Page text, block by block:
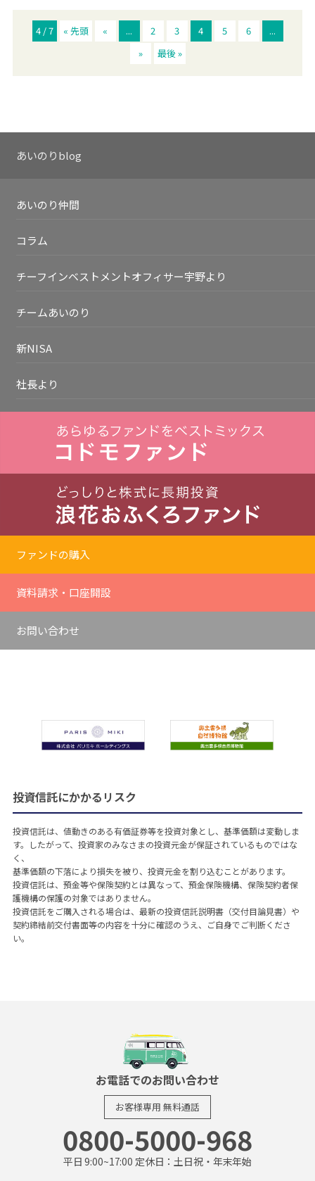
4 / 7 « 先頭 « ... 2 3 4 5 6
...
»
最後 »
あいのりblog
あいのり仲間
コラム
チーフインベストメントオフィサー宇野より
チームあいのり
新NISA
社長より
ファンドの購入
資料請求・口座開設
お問い合わせ
投資信託にかかるリスク
投資信託は、値動きのある有価証券等を投資対象とし、基準価額は変動しま
す。したがって、投資家のみなさまの投資元金が保証されているものではな
く、
基準価額の下落により損失を被り、投資元金を割り込むことがあります。
投資信託は、預金等や保険契約とは異なって、預金保険機構、保険契約者保
護機構の保護の対象ではありません。
投資信託をご購入される場合は、最新の投資信託説明書（交付目論見書）や
契約締結前交付書面等の内容を十分に確認のうえ、ご自身でご判断くださ
い。
お電話でのお問い合わせ
お客様専用 無料通話
0800-5000-968
平日 9:00~17:00 定休日：土日祝・年末年始